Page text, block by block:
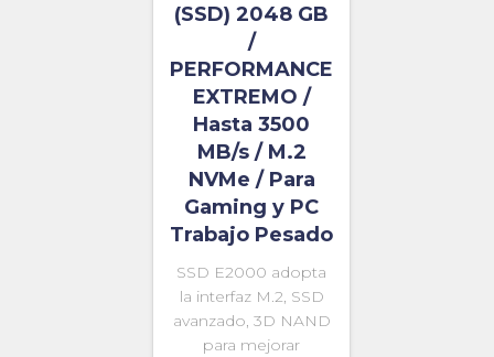
(SSD) 2048 GB
/
PERFORMANCE
EXTREMO /
Hasta 3500
MB/s / M.2
NVMe / Para
Gaming y PC
Trabajo Pesado
SSD E2000 adopta
la interfaz M.2, SSD
avanzado, 3D NAND
para mejorar